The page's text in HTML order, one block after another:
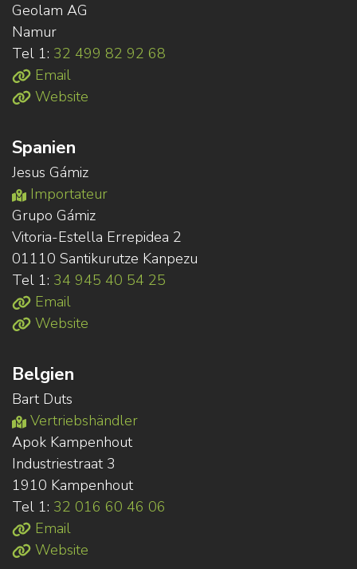
Geolam AG
Namur
Tel 1: 32 499 82 92 68
Email
Website
Spanien
Jesus Gámiz
Importateur
Grupo Gámiz
Vitoria-Estella Errepidea 2
01110 Santikurutze Kanpezu
Tel 1: 34 945 40 54 25
Email
Website
Belgien
Bart Duts
Vertriebshändler
Apok Kampenhout
Industriestraat 3
1910 Kampenhout
Tel 1: 32 016 60 46 06
Email
Website